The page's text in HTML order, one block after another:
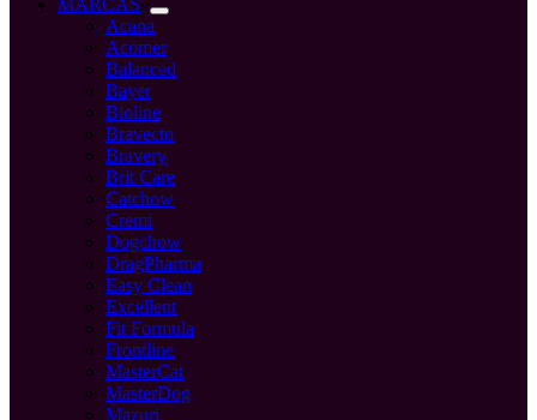
MARCAS
Acana
Acomer
Balanced
Bayer
Bioline
Bravecto
Bravery
Brit Care
Catchow
Cremi
Dogchow
DragPharma
Easy Clean
Excellent
Fit Formula
Frontline
MasterCat
MasterDog
Mazuri